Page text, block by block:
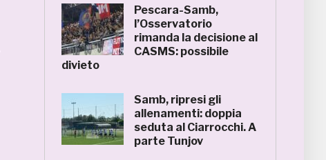
Pescara-Samb,
l’Osservatorio
rimanda la decisione al
CASMS: possibile
divieto
Samb, ripresi gli
allenamenti: doppia
seduta al Ciarrocchi. A
parte Tunjov